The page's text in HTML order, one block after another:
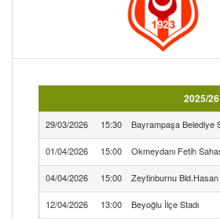
2025/
29/03/2026 15:30 Bayrampaşa Belediye
01/04/2026 15:00 Okmeydanı Fetih
04/04/2026 15:00 Zeytinburnu Bld.Hasan
12/04/2026 13:00 Beyoğlu İlçe Stadı